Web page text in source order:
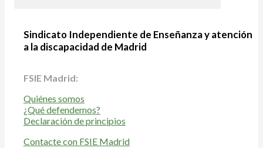
Sindicato Independiente de Enseñanza y atención
a la discapacidad de Madrid
FSIE Madrid:
Quiénes somos
¿Qué defendemos?
Declaración de principios
Contacte con FSIE Madrid